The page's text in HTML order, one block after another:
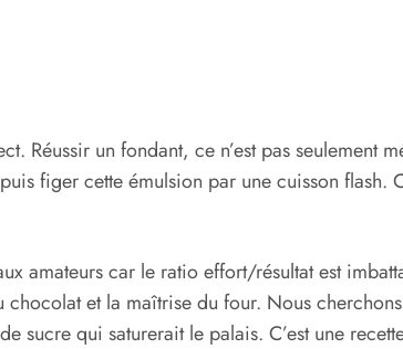
Réussir un fondant, ce n’est pas seulement
figer cette émulsion par une cuisson flash.
amateurs car le ratio effort/résultat est
et la maîtrise du four. Nous
sucre qui saturerait le palais. C’est une